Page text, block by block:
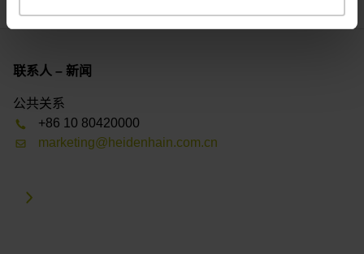
联系人 – 新闻
公共关系
+86 10 80420000
marketing@heidenhain.com.cn